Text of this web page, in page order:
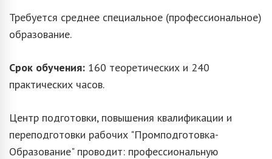
Требуется среднее специальное (профессиональное)
образование.
Срок обучения: 160 теоретических и 240
практических часов.
Центр подготовки, повышения квалификации и
переподготовки рабочих "Промподготовка-
Образование" проводит: профессиональную